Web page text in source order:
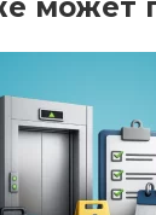
может